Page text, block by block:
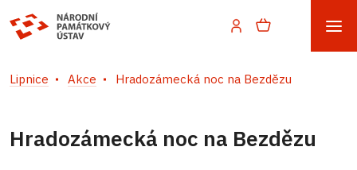
Lipnice Akce Hradozámecká noc na Bezdězu
Hradozámecká noc na Bezdězu